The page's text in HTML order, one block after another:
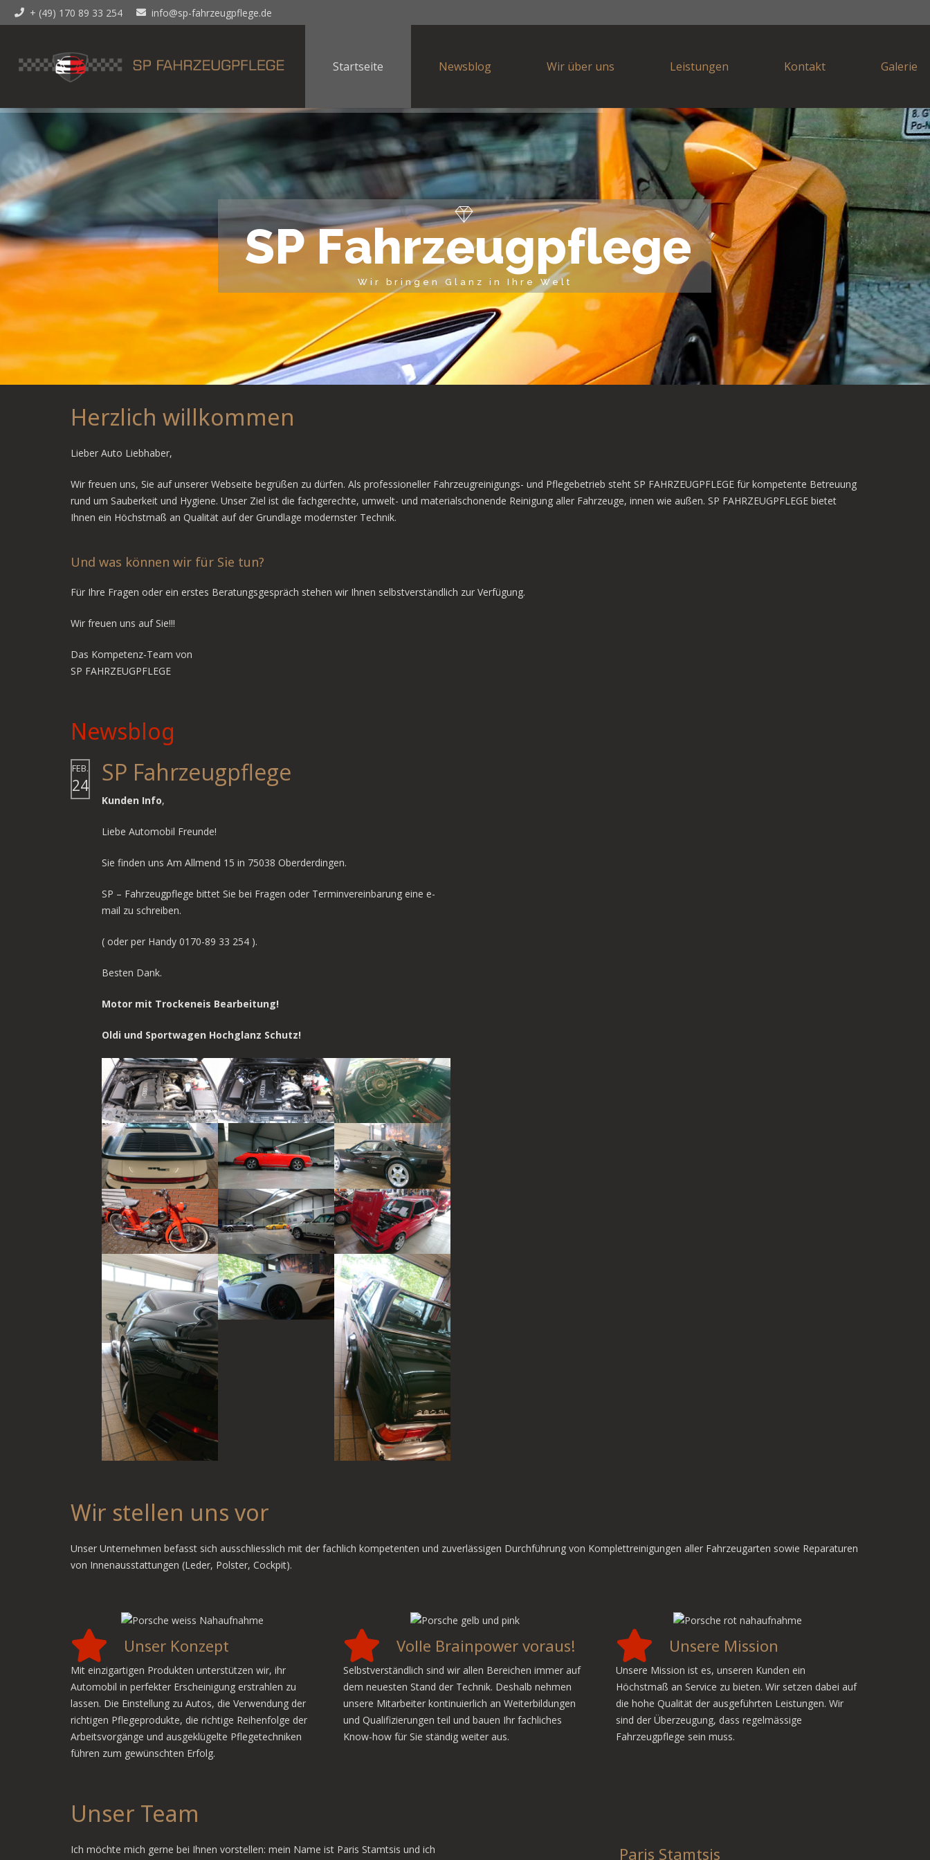
+ (49) 170 89 33 254 info@sp-fahrzeugpflege.de
Startseite Newsblog Wir über uns Leistungen Kontakt Galerie
SPFahrzeugpflege
Wir bringen Glanz in Ihre Welt
Herzlich willkommen
Lieber Auto Liebhaber,
Wir freuen uns, Sie auf unserer Webseite begrüßen zu dürfen. Als professioneller Fahrzeugreinigungs- und Pflegebetrieb steht SP FAHRZEUGPFLEGE für kompetente Betreuung
rund um Sauberkeit und Hygiene. Unser Ziel ist die fachgerechte, umwelt- und materialschonende Reinigung aller Fahrzeuge, innen wie außen. SP FAHRZEUGPFLEGE bietet
Ihnen ein Höchstmaß an Qualität auf der Grundlage modernster Technik.
Und was können wir für Sie tun?
Für Ihre Fragen oder ein erstes Beratungsgespräch stehen wir Ihnen selbstverständlich zur Verfügung.
Wir freuen uns auf Sie!!!
Das Kompetenz-Team von
SP FAHRZEUGPFLEGE
Newsblog
FEB.
24 SP Fahrzeugpflege
Kunden Info,
Liebe Automobil Freunde!
Sie finden uns Am Allmend 15 in 75038 Oberderdingen.
SP – Fahrzeugpflege bittet Sie bei Fragen oder Terminvereinbarung eine e-
mail zu schreiben.
( oder per Handy 0170-89 33 254 ).
Besten Dank.
Motor mit Trockeneis Bearbeitung!
Oldi und Sportwagen Hochglanz Schutz!
Wir stellen uns vor
Unser Unternehmen befasst sich ausschliesslich mit der fachlich kompetenten und zuverlässigen Durchführung von Komplettreinigungen aller Fahrzeugarten sowie Reparaturen
von Innenausstattungen (Leder, Polster, Cockpit).
Unser Konzept
Mit einzigartigen Produkten unterstützen wir, ihr
Automobil in perfekter Erscheinigung erstrahlen zu
lassen. Die Einstellung zu Autos, die Verwendung der
richtigen Pflegeprodukte, die richtige Reihenfolge der
Arbeitsvorgänge und ausgeklügelte Pflegetechniken
führen zum gewünschten Erfolg.
Volle Brainpower voraus!
Selbstverständlich sind wir allen Bereichen immer auf
dem neuesten Stand der Technik. Deshalb nehmen
unsere Mitarbeiter kontinuierlich an Weiterbildungen
und Qualifizierungen teil und bauen Ihr fachliches
Know-how für Sie ständig weiter aus.
Unsere Mission
Unsere Mission ist es, unseren Kunden ein
Höchstmaß an Service zu bieten. Wir setzen dabei auf
die hohe Qualität der ausgeführten Leistungen. Wir
sind der Überzeugung, dass regelmässige
Fahrzeugpflege sein muss.
Unser Team
Ich möchte mich gerne bei Ihnen vorstellen: mein Name ist Paris Stamtsis und ich
Paris Stamtsis